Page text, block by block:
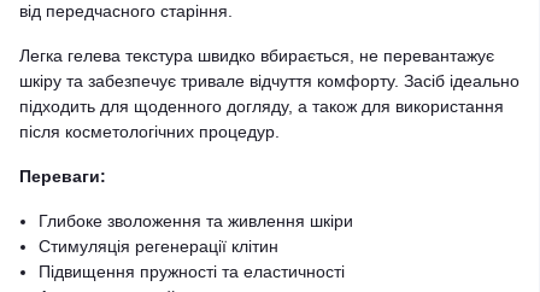
від передчасного старіння.
Легка гелева текстура швидко вбирається, не перевантажує
шкіру та забезпечує тривале відчуття комфорту. Засіб ідеально
підходить для щоденного догляду, а також для використання
після косметологічних процедур.
Переваги:
Глибоке зволоження та живлення шкіри
Стимуляція регенерації клітин
Підвищення пружності та еластичності